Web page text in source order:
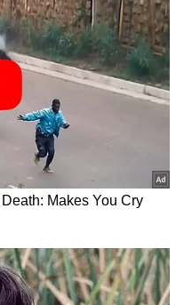
ಇರೋರಿಗೆ ಕಾಂಗ್ರೆಸ್
SIRನಲ್ಲಿ ಹೆಸ್ರು
ರದ್ದಾಗದಂತೆ ನೋಡಿಕೊಳ್ಳೋ
ಅನಿವಾರ್ಯ